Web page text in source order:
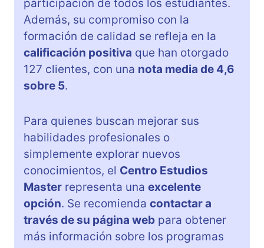
participación de todos los estudiantes.
Además, su compromiso con la
formación de calidad se refleja en la
calificación positiva que han otorgado
127 clientes, con una nota media de 4,6
sobre 5.
Para quienes buscan mejorar sus
habilidades profesionales o
simplemente explorar nuevos
conocimientos, el Centro Estudios
Master representa una excelente
opción. Se recomienda contactar a
través de su página web para obtener
más información sobre los programas